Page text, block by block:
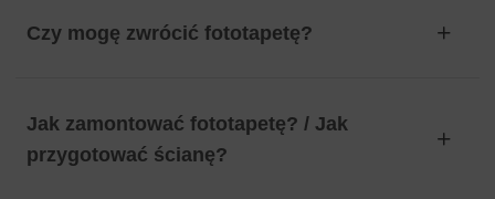
Czy mogę zwrócić fototapetę?
Jak zamontować fototapetę? / Jak
przygotować ścianę?